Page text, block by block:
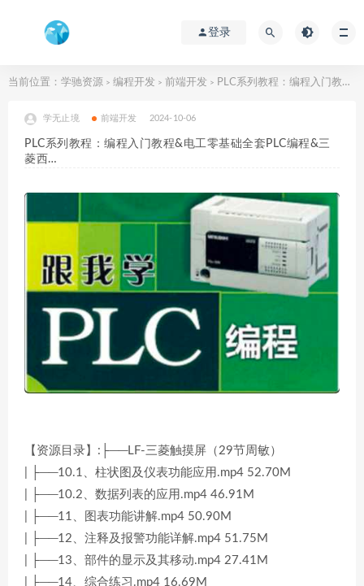
登录
当前位置： 学驰资源 > 编程开发 > 前端开发 > PLC系列教程：编程入门教程&电工零基础全套PLC编程&三菱西…
学无止境 前端开发 2024-10-06
PLC系列教程：编程入门教程&电工零基础全套PLC编程&三
菱西…
【资源目录】:├──LF-三菱触摸屏（29节周敏）
| ├──10.1、柱状图及仪表功能应用.mp4 52.70M
| ├──10.2、数据列表的应用.mp4 46.91M
| ├──11、图表功能讲解.mp4 50.90M
| ├──12、注释及报警功能详解.mp4 51.75M
| ├──13、部件的显示及其移动.mp4 27.41M
| ├──14、综合练习.mp4 16.69M